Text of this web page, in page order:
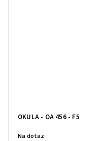
OKULA - OA 456 - F5
Na dotaz